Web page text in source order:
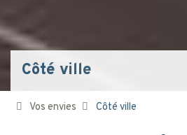
Côté ville
Vos envies Côté ville